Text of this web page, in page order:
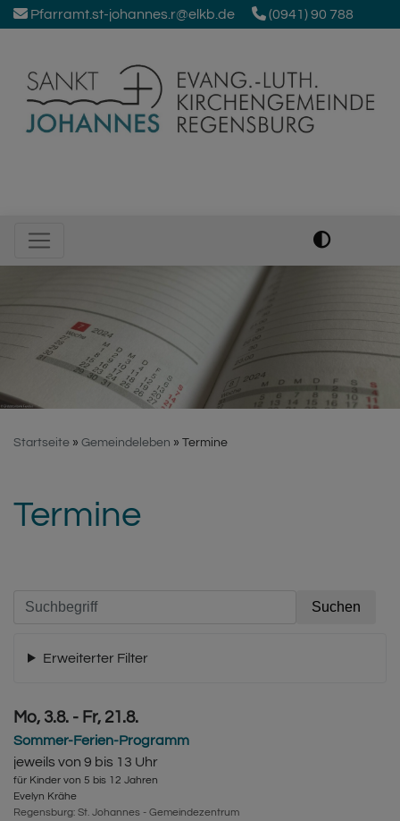
Direkt
zum
Pfarramt.st-johannes.r@elkb.de (0941) 90 788
Hauptnavigation
Startseite Gemeindeleben Termine
Termine
Erweiterter Filter
Mo, 3.8. - Fr, 21.8.
Sommer-Ferien-Programm
jeweils von 9 bis 13 Uhr
für Kinder von 5 bis 12 Jahren
Evelyn Krähe
Regensburg St. Johannes - Gemeindezentrum